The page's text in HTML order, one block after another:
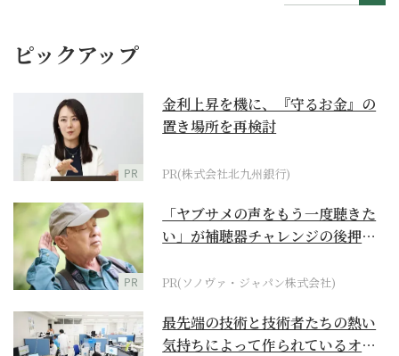
ピックアップ
PR
金利上昇を機に、『守るお金』の
置き場所を再検討
PR(株式会社北九州銀行)
PR
「ヤブサメの声をもう一度聴きた
い」が補聴器チャレンジの後押し
PR(ソノヴァ・ジャパン株式会社)
最先端の技術と技術者たちの熱い
気持ちによって作られているオー